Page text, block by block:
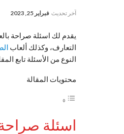
آخر تحديث فبراير 25, 2023
يقدم لك اسئلة صراحة
التعارف، وكذلك ألعاب
النوع من الأسئلة تابع
محتويات المقالة
اسئلة صراحة